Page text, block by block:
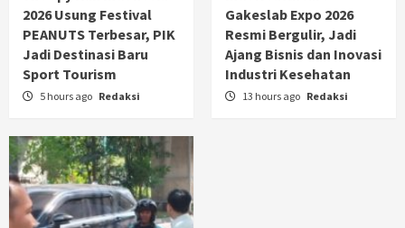
2026 Usung Festival
PEANUTS Terbesar, PIK
Jadi Destinasi Baru
Sport Tourism
5 hours ago Redaksi
Gakeslab Expo 2026
Resmi Bergulir, Jadi
Ajang Bisnis dan Inovasi
Industri Kesehatan
13 hours ago Redaksi